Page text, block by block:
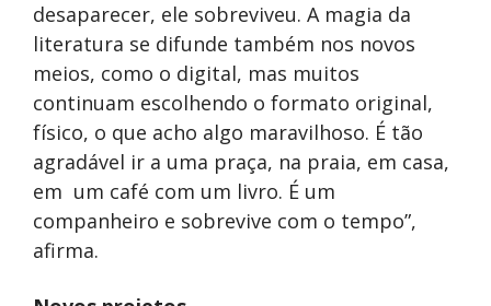
desaparecer, ele sobreviveu. A magia da
literatura se difunde também nos novos
meios, como o digital, mas muitos
continuam escolhendo o formato original,
físico, o que acho algo maravilhoso. É tão
agradável ir a uma praça, na praia, em casa,
em um café com um livro. É um
companheiro e sobrevive com o tempo”,
afirma.